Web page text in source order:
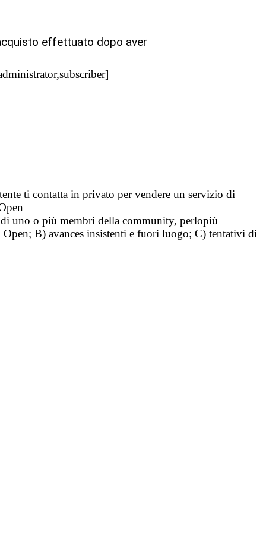
effettuato dopo aver
ti contatta in privato per vendere un servizio di
uno o più membri della community, perlopiù
B) avances insistenti e fuori luogo; C) tentativi di